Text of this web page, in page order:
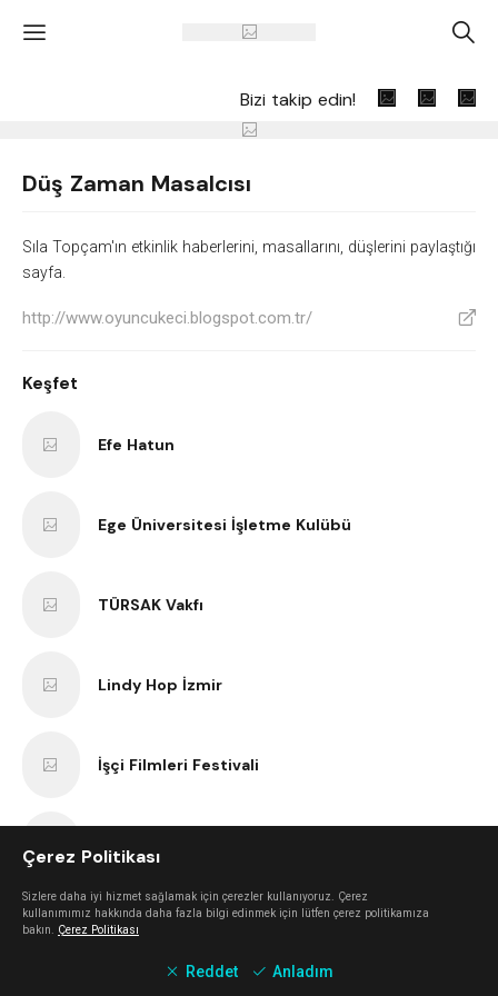
' A
Bizi takip edin!
Düş Zaman Masalcısı
Sıla Topçam'ın etkinlik haberlerini, masallarını, düşlerini paylaştığı
sayfa.
http://www.oyuncukeci.blogspot.com.tr/ V
Keşfet
Efe Hatun
Ege Üniversitesi İşletme Kulübü
TÜRSAK Vakfı
Lindy Hop İzmir
İşçi Filmleri Festivali
Bir Varmış Bir Yokmuş Tiyatro
Çerez Politikası
Sizlere daha iyi hizmet sağlamak için çerezler kullanıyoruz. Çerez
kullanımımız hakkında daha fazla bilgi edinmek için lütfen çerez politikamıza
bakın. Çerez Politikası
Reddet Anladım